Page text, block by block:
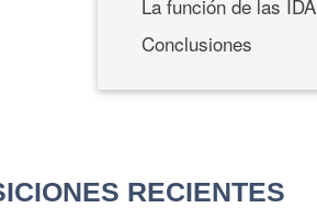
La función de las IDA
Conclusiones
RECIENTES